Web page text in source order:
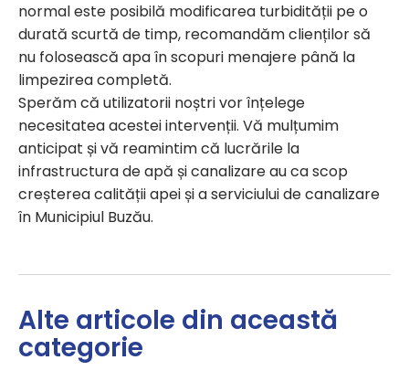
normal este posibilă modificarea turbidității pe o
durată scurtă de timp, recomandăm clienților să
nu folosească apa în scopuri menajere până la
limpezirea completă.
Sperăm că utilizatorii noștri vor înțelege
necesitatea acestei intervenții. Vă mulțumim
anticipat și vă reamintim că lucrările la
infrastructura de apă și canalizare au ca scop
creșterea calității apei și a serviciului de canalizare
în Municipiul Buzău.
Alte articole din această
categorie